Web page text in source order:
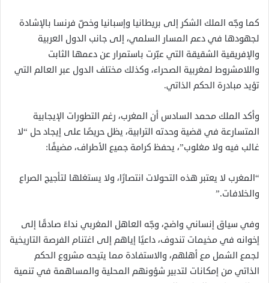
كما وجّه الملك الشكر إلى بريطانيا وإسبانيا وخصّ فرنسا بالإشادة
لجهودها في دعم المسار السلمي، إلى جانب الدول العربية
والإفريقية الشقيقة التي عبّرت باستمرار عن دعمها الثابت
واللامشروط لمغربية الصحراء، وكذلك مختلف الدول عبر العالم التي
تؤيد مبادرة الحكم الذاتي.
وأكد الملك محمد السادس أن المغرب، رغم التطورات الإيجابية
المتسارعة في قضية وحدته الترابية، يظل حريصًا على إيجاد حل “لا
غالب فيه ولا مغلوب”، يحفظ كرامة جميع الأطراف، مضيفًا:
“المغرب لا يعتبر هذه التحولات انتصارًا، ولا يستغلها لتأجيج الصراع
والخلافات.”
وفي سياق إنساني واضح، وجّه العاهل المغربي نداءً صادقًا إلى
إخوانه في مخيمات تندوف، داعيًا إياهم إلى اغتنام الفرصة التاريخية
لجمع الشمل مع أهلهم، والاستفادة مما يتيحه مشروع الحكم
الذاتي من إمكانات لتدبير شؤونهم المحلية والمساهمة في تنمية